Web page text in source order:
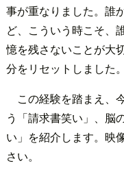
事が重なりました。誰
ど、こういう時こそ、
憶を残さないことが大
分をリセットしました。
この経験を踏まえ、
う「請求書笑い」、脳
い」を紹介します。映
さい。